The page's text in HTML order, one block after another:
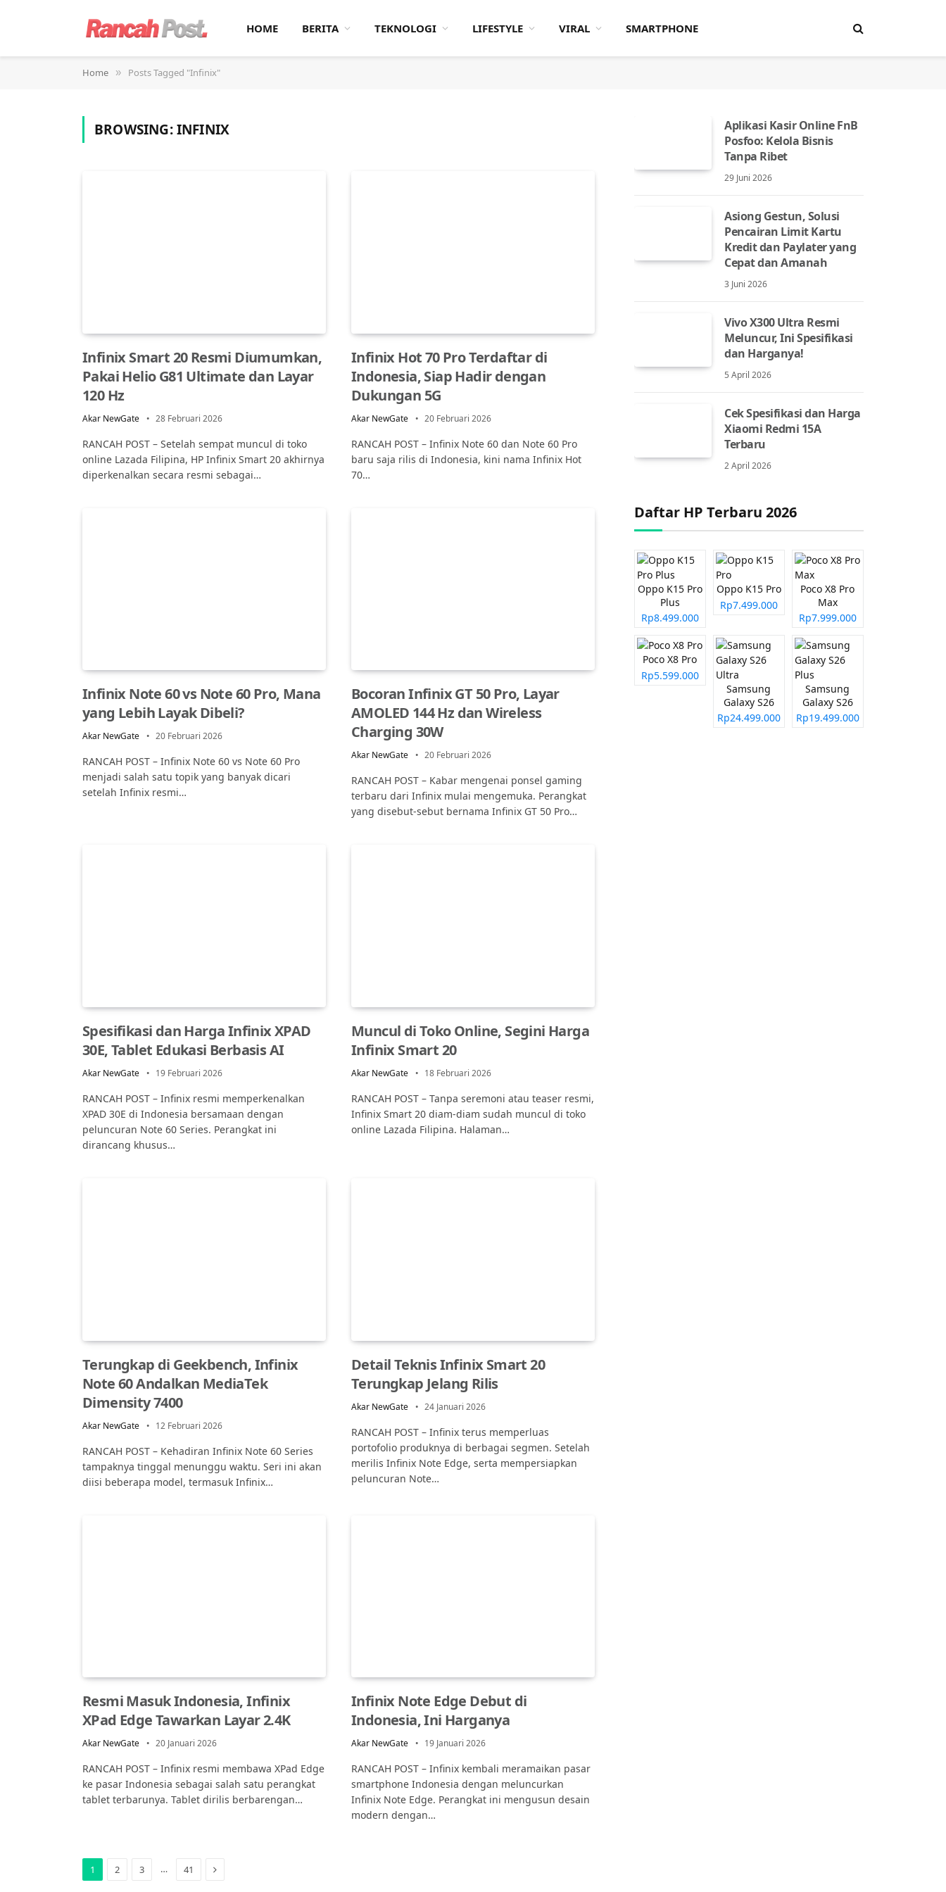
HOME BERITA TEKNOLOGI LIFESTYLE VIRAL SMARTPHONE
Home » Posts Tagged "Infinix"
BROWSING:INFINIX
Infinix Smart 20 Resmi Diumumkan,
Pakai Helio G81 Ultimate dan Layar
120 Hz
Akar NewGate 28 Februari 2026
RANCAH POST – Setelah sempat muncul di toko
online Lazada Filipina, HP Infinix Smart 20 akhirnya
diperkenalkan secara resmi sebagai…
Infinix Hot 70 Pro Terdaftar di
Indonesia, Siap Hadir dengan
Dukungan 5G
Akar NewGate 20 Februari 2026
RANCAH POST – Infinix Note 60 dan Note 60 Pro
baru saja rilis di Indonesia, kini nama Infinix Hot
70…
Infinix Note 60 vs Note 60 Pro, Mana
yang Lebih Layak Dibeli?
Akar NewGate 20 Februari 2026
RANCAH POST – Infinix Note 60 vs Note 60 Pro
menjadi salah satu topik yang banyak dicari
setelah Infinix resmi…
Bocoran Infinix GT 50 Pro, Layar
AMOLED 144 Hz dan Wireless
Charging 30W
Akar NewGate 20 Februari 2026
RANCAH POST – Kabar mengenai ponsel gaming
terbaru dari Infinix mulai mengemuka. Perangkat
yang disebut-sebut bernama Infinix GT 50 Pro…
Spesifikasi dan Harga Infinix XPAD
30E, Tablet Edukasi Berbasis AI
Akar NewGate 19 Februari 2026
RANCAH POST – Infinix resmi memperkenalkan
XPAD 30E di Indonesia bersamaan dengan
peluncuran Note 60 Series. Perangkat ini
dirancang khusus…
Muncul di Toko Online, Segini Harga
Infinix Smart 20
Akar NewGate 18 Februari 2026
RANCAH POST – Tanpa seremoni atau teaser resmi,
Infinix Smart 20 diam-diam sudah muncul di toko
online Lazada Filipina. Halaman…
Terungkap di Geekbench, Infinix
Note 60 Andalkan MediaTek
Dimensity 7400
Akar NewGate 12 Februari 2026
RANCAH POST – Kehadiran Infinix Note 60 Series
tampaknya tinggal menunggu waktu. Seri ini akan
diisi beberapa model, termasuk Infinix…
Detail Teknis Infinix Smart 20
Terungkap Jelang Rilis
Akar NewGate 24 Januari 2026
RANCAH POST – Infinix terus memperluas
portofolio produknya di berbagai segmen. Setelah
merilis Infinix Note Edge, serta mempersiapkan
peluncuran Note…
Resmi Masuk Indonesia, Infinix
XPad Edge Tawarkan Layar 2.4K
Akar NewGate 20 Januari 2026
RANCAH POST – Infinix resmi membawa XPad Edge
ke pasar Indonesia sebagai salah satu perangkat
tablet terbarunya. Tablet dirilis berbarengan…
Infinix Note Edge Debut di
Indonesia, Ini Harganya
Akar NewGate 19 Januari 2026
RANCAH POST – Infinix kembali meramaikan pasar
smartphone Indonesia dengan meluncurkan
Infinix Note Edge. Perangkat ini mengusun desain
modern dengan…
1 2 3 … 41 Next
Aplikasi Kasir Online FnB
Posfoo: Kelola Bisnis
Tanpa Ribet
29 Juni 2026
Asiong Gestun, Solusi
Pencairan Limit Kartu
Kredit dan Paylater yang
Cepat dan Amanah
3 Juni 2026
Vivo X300 Ultra Resmi
Meluncur, Ini Spesifikasi
dan Harganya!
5 April 2026
Cek Spesifikasi dan Harga
Xiaomi Redmi 15A
Terbaru
2 April 2026
Daftar HP Terbaru 2026
Oppo K15 Pro
Plus
Rp8.499.000
Oppo K15 Pro
Rp7.499.000
Poco X8 Pro
Max
Rp7.999.000
Poco X8 Pro
Rp5.599.000
Samsung
Galaxy S26
Ultra
Rp24.499.000
Samsung
Galaxy S26
Plus
Rp19.499.000